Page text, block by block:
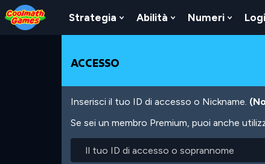
Skip
to
Top
Skip
to
Navigation
Skip
to
Main
Skip
to
Footer
Salta
al
contenuto
Strategia
Show
Submenu
Abilità
Show
Submenu
Numeri
Show
ACCESSO
Inserisci il tuo ID di accesso o Nickname.
Se sei un membro Premium, puoi anche
tuo